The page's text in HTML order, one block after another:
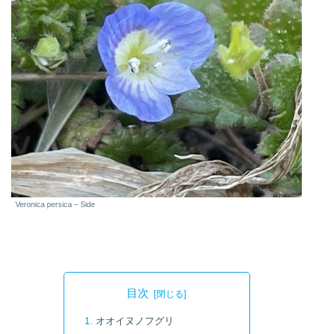
Veronica persica – Side
目次
オオイヌノフグリ